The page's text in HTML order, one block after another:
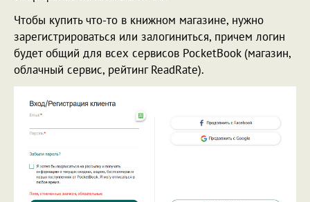
Чтобы купить что-то в книжном магазине, нужно
зарегистрироваться или залогиниться, причем логин
будет общий для всех сервисов PocketBook (магазин,
облачный сервис, рейтинг ReadRate).